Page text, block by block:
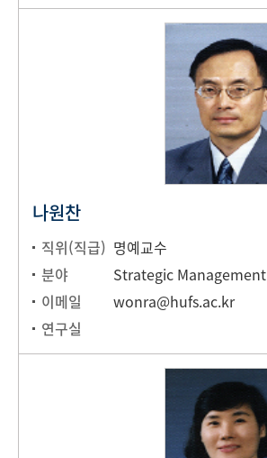
나원찬
직위(직급) 명예교수
분야
Strategic Management
이메일
wonra@hufs.ac.kr
연구실